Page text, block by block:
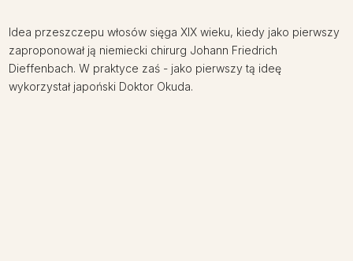
Idea przeszczepu włosów sięga XIX wieku, kiedy jako pierwszy
zaproponował ją niemiecki chirurg Johann Friedrich
Dieffenbach. W praktyce zaś - jako pierwszy tą ideę
wykorzystał japoński Doktor Okuda.